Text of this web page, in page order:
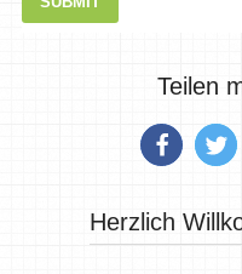
Teilen
Herzlich